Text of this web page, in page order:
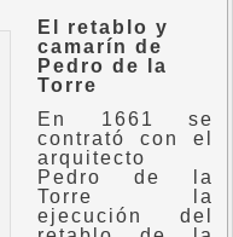
El retablo y
camarín de
Pedro de la
Torre
En 1661 se
contrató con el
arquitecto
Pedro de la
Torre la
ejecución del